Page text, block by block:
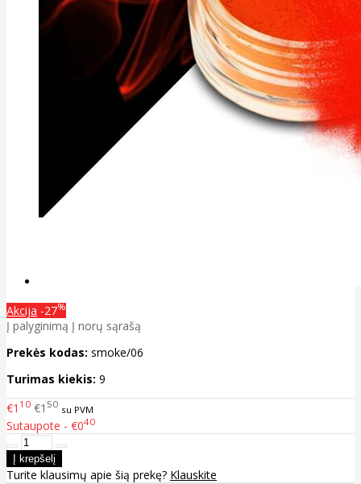
Akcija -27%
Į palyginimą Į norų sąrašą
Prekės kodas: smoke/06
Turimas kiekis: 9
€1 10 €1 50 su PVM
Sutaupote - €040
Turite klausimų apie šią prekę? Klauskite